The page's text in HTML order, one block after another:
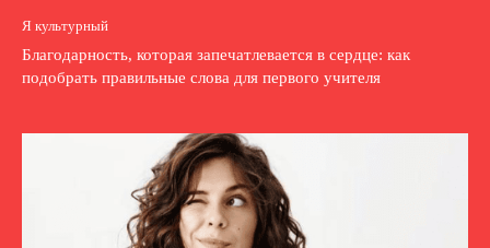
Я культурный
Благодарность, которая запечатлевается в сердце: как
подобрать правильные слова для первого учителя